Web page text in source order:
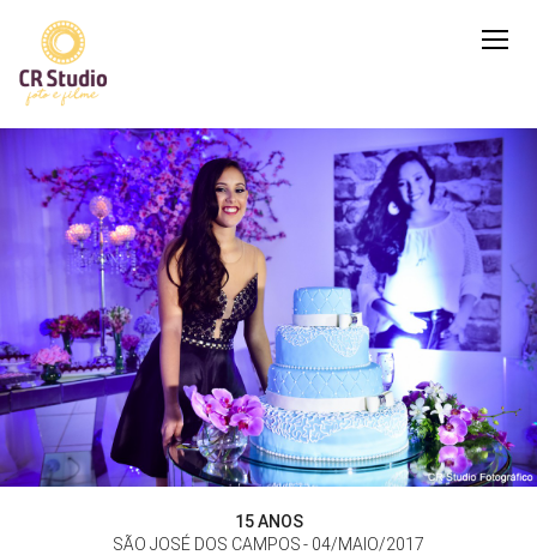
15 ANOS
SÃO JOSÉ DOS CAMPOS
04/MAIO/2017